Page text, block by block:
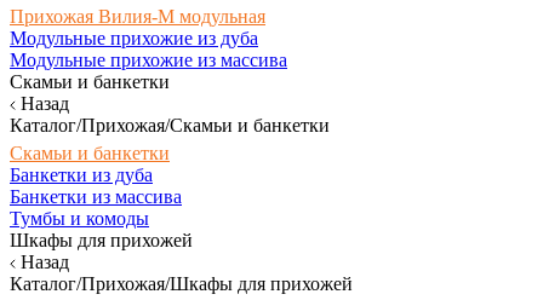
Прихожая Вилия-М модульная
Модульные прихожие из дуба
Модульные прихожие из массива
Скамьи и банкетки
Назад
Каталог/Прихожая/Скамьи и банкетки
Скамьи и банкетки
Банкетки из дуба
Банкетки из массива
Тумбы и комоды
Шкафы для прихожей
Назад
Каталог/Прихожая/Шкафы для прихожей